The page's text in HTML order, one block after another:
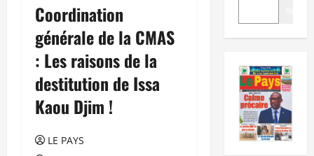
Coordination
générale de la CMAS
: Les raisons de la
destitution de Issa
Kaou Djim !
LE PAYS